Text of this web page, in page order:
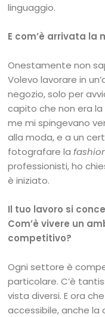
linguaggio.
E com’è arrivata la
Onestamente non
Volevo lavorare in
negozio, solo per
capito che non era
me mi spingevano
alla moda, e a un
fotografare la
professionisti, ho
è iniziato.
Il tuo lavoro si
Com’è vivere un
competitivo?
Ogni settore è
particolare. C’è
vista diversi. E ora
accessibile, anche